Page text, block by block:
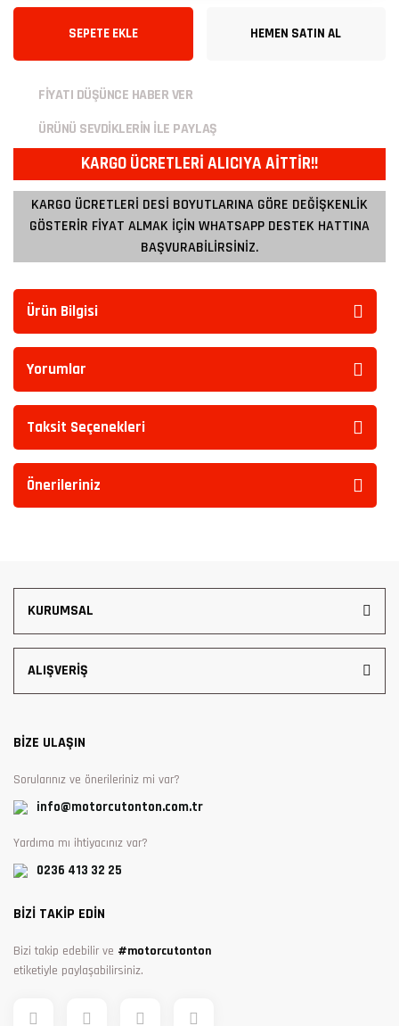
SEPETE EKLE HEMEN SATIN AL
FİYATI DÜŞÜNCE HABER VER
ÜRÜNÜ SEVDİKLERİN İLE PAYLAŞ
KARGO ÜCRETLERİ ALICIYA AİTTİR!!
KARGO ÜCRETLERİ DESİ BOYUTLARINA GÖRE DEĞİŞKENLİK
GÖSTERİR FİYAT ALMAK İÇİN WHATSAPP DESTEK HATTINA
BAŞVURABİLİRSİNİZ.
Ürün Bilgisi
Yorumlar
Taksit Seçenekleri
Önerileriniz
KURUMSAL
ALIŞVERİŞ
BİZE ULAŞIN
Sorularınız ve önerileriniz mi var?
info@motorcutonton.com.tr
Yardıma mı ihtiyacınız var?
0236 413 32 25
BİZİ TAKİP EDİN
Bizi takip edebilir ve #motorcutonton
etiketiyle paylaşabilirsiniz.